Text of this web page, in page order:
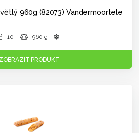
960g (82073) Vandermoortele
10 960 g
ZOBRAZIT PRODUKT